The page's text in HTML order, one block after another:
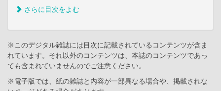
さらに目次をよむ
※このデジタル雑誌には目次に記載されているコンテンツが含ま
れています。それ以外のコンテンツは、本誌のコンテンツであっ
ても含まれていませんのでご注意ください。
※電子版では、紙の雑誌と内容が一部異なる場合や、掲載されな